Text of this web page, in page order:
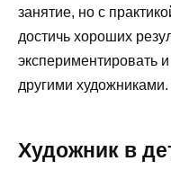
занятие, но с
достичь хороших
экспериментировать
другими художниками.
Художник в